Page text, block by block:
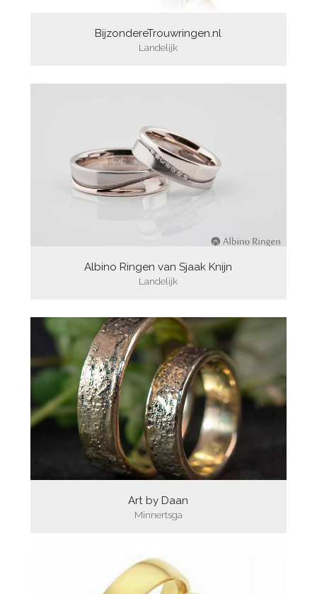
BijzondereTrouwringen.nl
Landelijk
Albino Ringen van Sjaak Knijn
Landelijk
Art by Daan
Minnertsga